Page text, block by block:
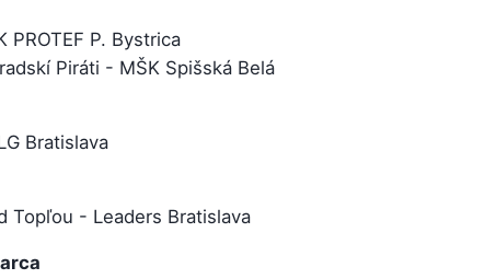
PROTEF P. Bystrica
Piráti - MŠK Spišská Belá
Bratislava
Topľou - Leaders Bratislava